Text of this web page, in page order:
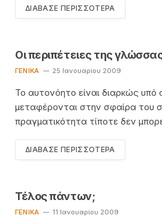
ΔΙΆΒΑΣΕ ΠΕΡΙΣΣΌΤΕΡΑ
Οι περιπέτειες της
ΓΕΝΙΚΆ 25 Ιανουαρίου 2009
Το αυτονόητο είναι διαρκώς υπό
μεταφέρονται στην σφαίρα του
πραγματικότητα τίποτε δεν
ΔΙΆΒΑΣΕ ΠΕΡΙΣΣΌΤΕΡΑ
Τέλος πάντων;
ΓΕΝΙΚΆ 11 Ιανουαρίου 2009